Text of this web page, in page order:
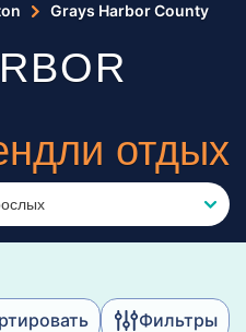
Grays Harbor County
отдых
Фильтры